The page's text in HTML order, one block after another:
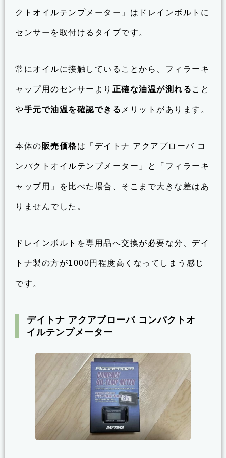
クトオイルテンプメーター」はドレインボルトに
センサーを取付けるタイプです。
常にオイルに接触していることから、フィラーキ
ャップ用のセンサーより 正確な油温が測れる こと
や手元で油温を確認できる メリットがあります。
本体の販売価格は「デイトナ アクアプローバ コ
ンパクトオイルテンプメーター」と「フィラーキ
ャップ用」を比べた場合、そこまで大きな差はあ
りませんでした。
ドレインボルトを専用品へ交換が必要な分、デイ
トナ製の方が1000円程度高くなってしまう感じ
です。
デイトナ アクアプローバ コンパクトオ
イルテンプメーター